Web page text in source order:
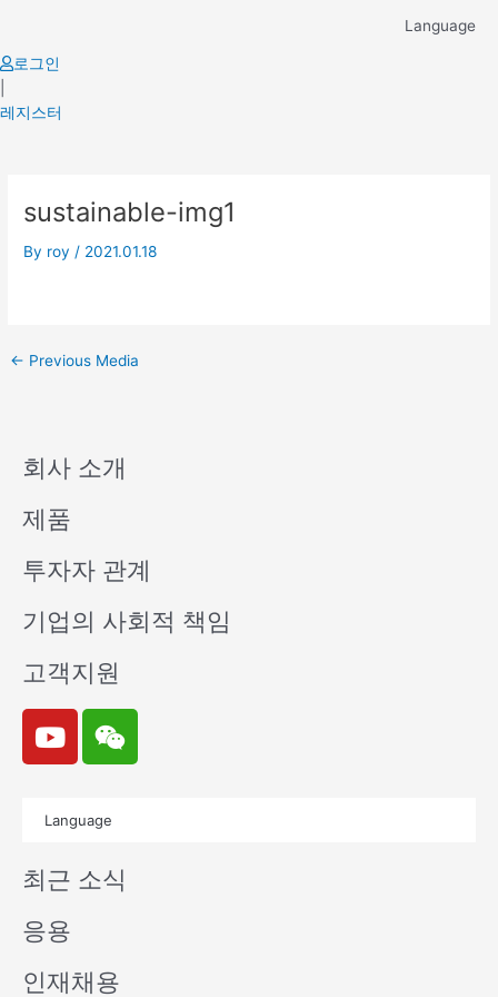
content
Language
로그인
레지스터
sustainable-img1
By roy / 2021.01.18
navigation
← Previous Media
회사 소개
제품
투자자 관계
기업의 사회적 책임
고객지원
Y
o
u
e
W
e
i
n
Language
최근 소식
응용
인재채용